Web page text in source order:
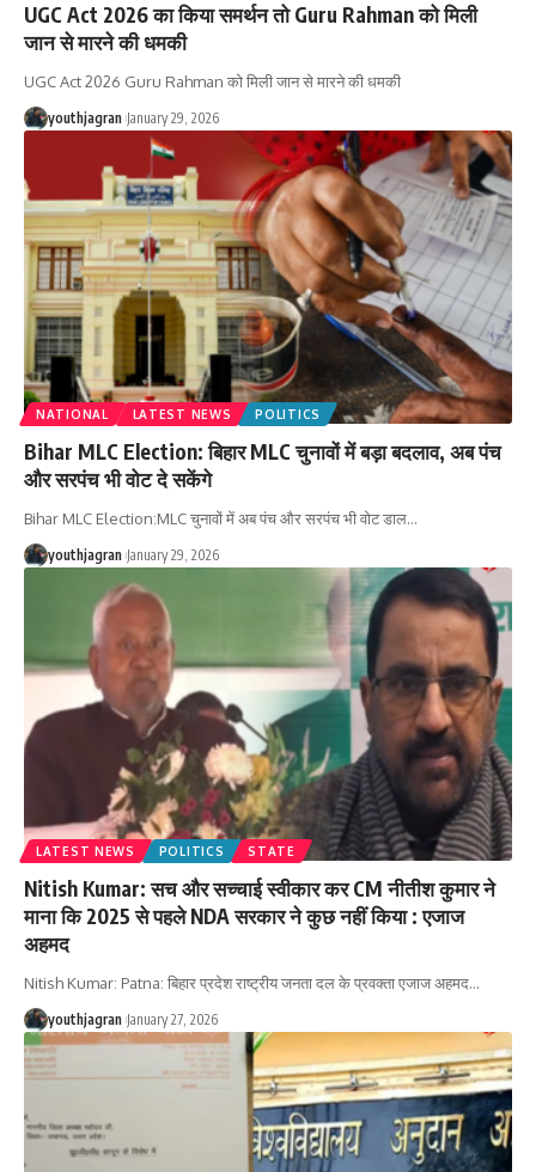
UGC Act 2026 का किया समर्थन तो Guru Rahman को मिली
जान से मारने की धमकी
UGC Act 2026 Guru Rahman को मिली जान से मारने की धमकी
youthjagran January 29, 2026
NATIONAL LATEST NEWS POLITICS
Bihar MLC Election: बिहार MLC चुनावों में बड़ा बदलाव, अब पंच
और सरपंच भी वोट दे सकेंगे
Bihar MLC Election:MLC चुनावों में अब पंच और सरपंच भी वोट डाल…
youthjagran January 29, 2026
LATEST NEWS POLITICS STATE
Nitish Kumar: सच और सच्चाई स्वीकार कर CM नीतीश कुमार ने
माना कि 2025 से पहले NDA सरकार ने कुछ नहीं किया : एजाज
अहमद
Nitish Kumar: Patna: बिहार प्रदेश राष्ट्रीय जनता दल के प्रवक्ता एजाज अहमद…
youthjagran January 27, 2026